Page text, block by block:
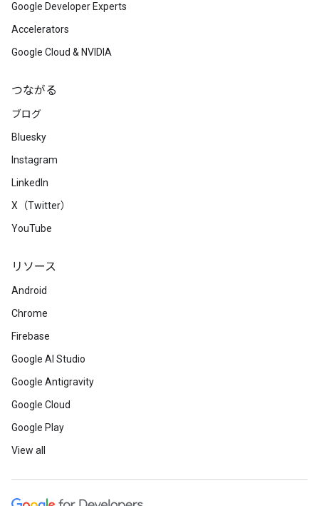
Google Developer Experts
Accelerators
Google Cloud & NVIDIA
つながる
ブログ
Bluesky
Instagram
LinkedIn
X（Twitter）
YouTube
リソース
Android
Chrome
Firebase
Google AI Studio
Google Antigravity
Google Cloud
Google Play
View all